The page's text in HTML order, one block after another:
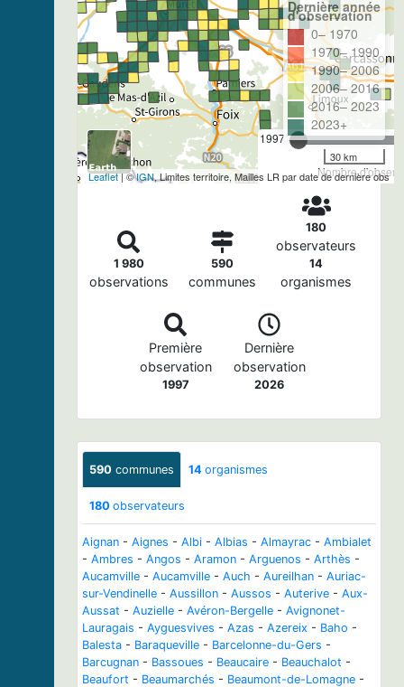
1997
Nombre
Dernière année
d'observation
0– 1970
1970– 1990
1990– 2006
2006– 2016
2016– 2023
2023+
30 km
Leaflet| ©IGN, Limites territoire, Mailles LR par date de dernière obs
1 980
observations
590
communes
180
observateurs
14
organismes
Première
observation
1997
Dernière
observation
2026
590 communes 14 organismes
180 observateurs
Aignan - Aignes - Albi - Albias - Almayrac - Ambialet
- Ambres - Angos - Aramon - Arguenos - Arthès -
Aucamville - Aucamville - Auch - Aureilhan - Auriac-
sur-Vendinelle - Aussillon - Aussos - Auterive - Aux-
Aussat - Auzielle - Avéron-Bergelle - Avignonet-
Lauragais - Ayguesvives - Azas - Azereix - Baho -
Balesta - Baraqueville - Barcelonne-du-Gers -
Barcugnan - Bassoues - Beaucaire - Beauchalot -
Beaufort - Beaumarchés - Beaumont-de-Lomagne -